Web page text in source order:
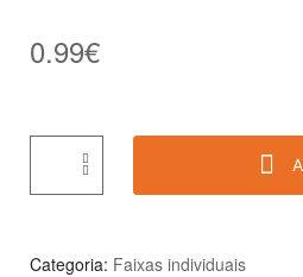
0.99€
Categoria: Faixas individuais